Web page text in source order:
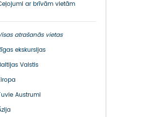
ANKETAS
ISTABA
PRIVĀTUMA POLITIKA
ar brīvām vietām
atrašanās vietas
ekskursijas
Valstis
Austrumi